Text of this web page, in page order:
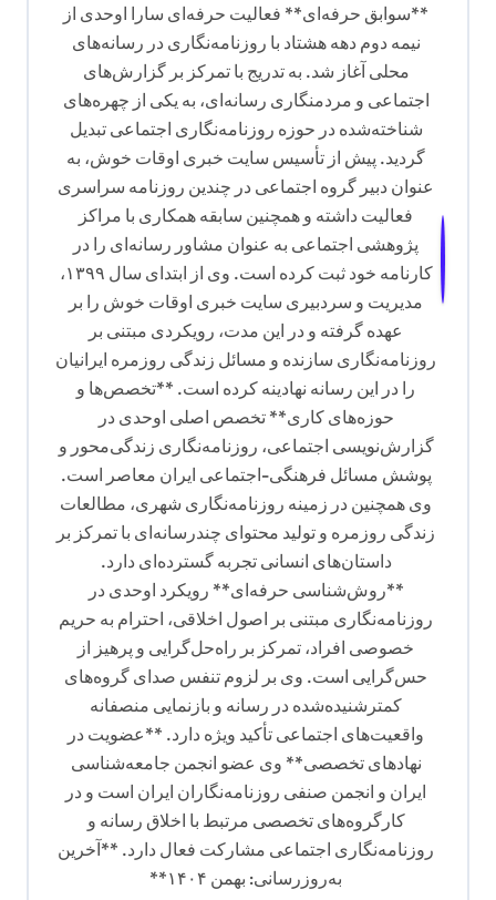
**سوابق حرفه‌ای** فعالیت حرفه‌ای سارا اوحدی از
نیمه دوم دهه هشتاد با روزنامه‌نگاری در رسانه‌های
محلی آغاز شد. به تدریج با تمرکز بر گزارش‌های
اجتماعی و مردمنگاری رسانه‌ای، به یکی از چهره‌های
شناخته‌شده در حوزه روزنامه‌نگاری اجتماعی تبدیل
گردید. پیش از تأسیس سایت خبری اوقات خوش، به
عنوان دبیر گروه اجتماعی در چندین روزنامه سراسری
فعالیت داشته و همچنین سابقه همکاری با مراکز
پژوهشی اجتماعی به عنوان مشاور رسانه‌ای را در
کارنامه خود ثبت کرده است. وی از ابتدای سال ۱۳۹۹،
مدیریت و سردبیری سایت خبری اوقات خوش را بر
عهده گرفته و در این مدت، رویکردی مبتنی بر
روزنامه‌نگاری سازنده و مسائل زندگی روزمره ایرانیان
را در این رسانه نهادینه کرده است. **تخصص‌ها و
حوزه‌های کاری** تخصص اصلی اوحدی در
گزارش‌نویسی اجتماعی، روزنامه‌نگاری زندگی‌محور و
پوشش مسائل فرهنگی-اجتماعی ایران معاصر است.
وی همچنین در زمینه روزنامه‌نگاری شهری، مطالعات
زندگی روزمره و تولید محتوای چندرسانه‌ای با تمرکز بر
داستان‌های انسانی تجربه گسترده‌ای دارد.
**روش‌شناسی حرفه‌ای** رویکرد اوحدی در
روزنامه‌نگاری مبتنی بر اصول اخلاقی، احترام به حریم
خصوصی افراد، تمرکز بر راه‌حل‌گرایی و پرهیز از
حس‌گرایی است. وی بر لزوم تنفس صدای گروه‌های
کمترشنیده‌شده در رسانه و بازنمایی منصفانه
واقعیت‌های اجتماعی تأکید ویژه دارد. **عضویت در
نهادهای تخصصی** وی عضو انجمن جامعه‌شناسی
ایران و انجمن صنفی روزنامه‌نگاران ایران است و در
کارگروه‌های تخصصی مرتبط با اخلاق رسانه و
روزنامه‌نگاری اجتماعی مشارکت فعال دارد. **آخرین
به‌روزرسانی: بهمن ۱۴۰۴**